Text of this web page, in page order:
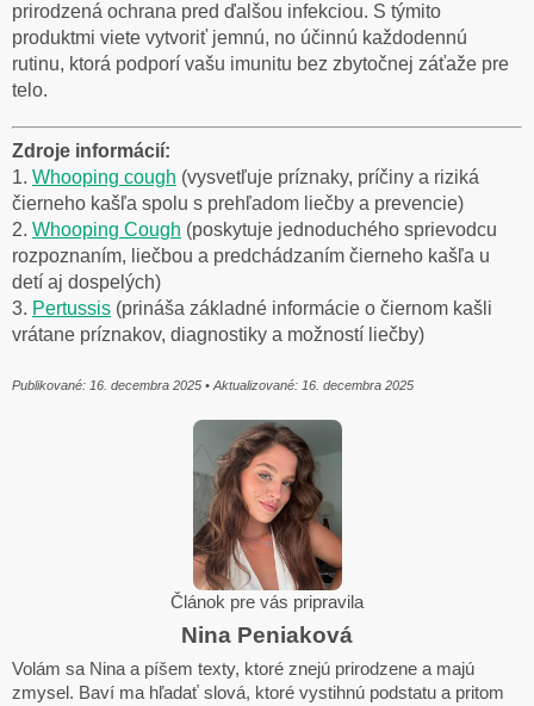
prirodzená ochrana pred ďalšou infekciou. S týmito
produktmi viete vytvoriť jemnú, no účinnú každodennú
rutinu, ktorá podporí vašu imunitu bez zbytočnej záťaže pre
telo.
Zdroje informácií:
1. Whooping cough (vysvetľuje príznaky, príčiny a riziká
čierneho kašľa spolu s prehľadom liečby a prevencie)
2. Whooping Cough (poskytuje jednoduchého sprievodcu
rozpoznaním, liečbou a predchádzaním čierneho kašľa u
detí aj dospelých)
3. Pertussis (prináša základné informácie o čiernom kašli
vrátane príznakov, diagnostiky a možností liečby)
Publikované: 16. decembra 2025 • Aktualizované: 16. decembra 2025
Článok pre vás pripravila
Nina Peniaková
Volám sa Nina a píšem texty, ktoré znejú prirodzene a majú
zmysel. Baví ma hľadať slová, ktoré vystihnú podstatu a pritom